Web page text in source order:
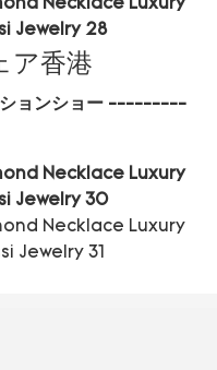
ア香港
ョンショー ---------